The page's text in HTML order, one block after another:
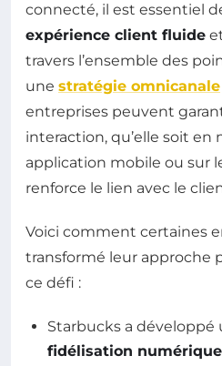
connecté, il est essentiel
expérience client fluide
travers l’ensemble des
une stratégie omnicanale
entreprises peuvent
interaction, qu’elle soit en
application mobile ou sur
renforce le lien avec le
Voici comment certaines
transformé leur approche
ce défi :
Starbucks a développé
fidélisation numérique